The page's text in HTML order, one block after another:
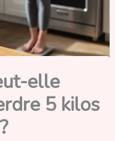
elle
5 kilos